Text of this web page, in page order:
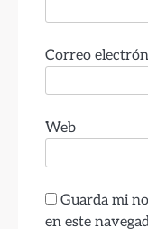
Correo
Web
Guarda mi
en este